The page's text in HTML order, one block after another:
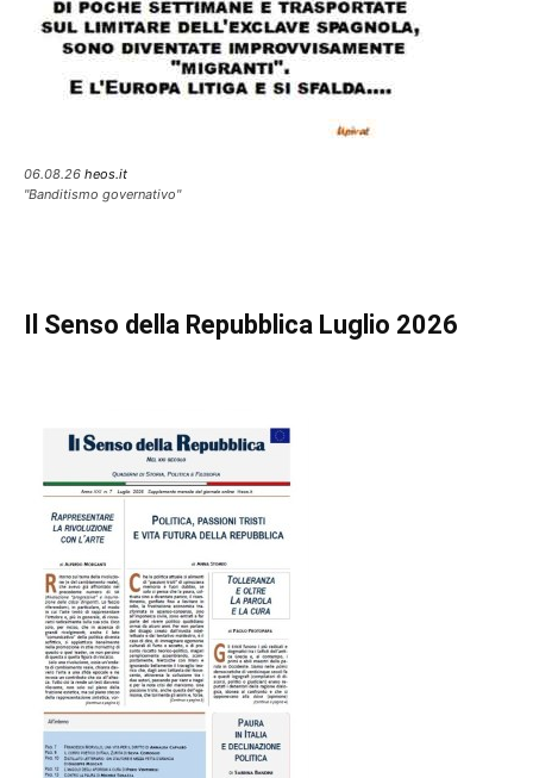
06.08.26 heos.it
"Banditismo governativo"
Il Senso della Repubblica Luglio 2026